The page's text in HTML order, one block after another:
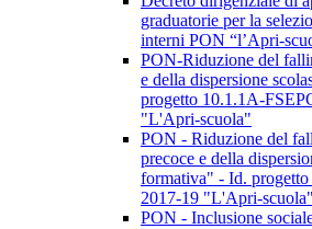
graduatorie per la
interni PON “l’Apri-
PON-Riduzione del
e della dispersione
progetto 10.1.1A-
"L'Apri-scuola"
PON - Riduzione del
precoce e della
formativa" - Id.
2017-19 "L'Apri-
PON - Inclusione